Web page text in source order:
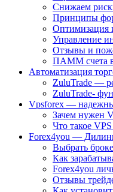
Снижаем
Принципы
Оптимизация
Управление
Отзывы и
ПАММ счета
Автоматизация
ZuluTrade —
ZuluTrade-
Vpsforex —
Зачем нужен
Что такое
Forex4you —
Выбрать
Как
Forex4you
Отзывы